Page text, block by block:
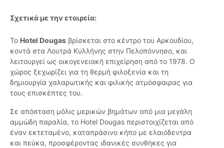
Σχετικά με την εταιρεία:
Το Hotel Dougas βρίσκεται στο κέντρο του Αρκουδίου,
κοντά στα Λουτρά Κυλλήνης στην Πελοπόννησο, και
λειτουργεί ως οικογενειακή επιχείρηση από το 1978. Ο
χώρος ξεχωρίζει για τη θερμή φιλοξενία και τη
δημιουργία χαλαρωτικής και φιλικής ατμόσφαιρας για
τους επισκέπτες του.
Σε απόσταση μόλις μερικών βημάτων από μια μεγάλη
αμμώδη παραλία, το Hotel Dougas περιστοιχίζεται από
έναν εκτεταμένο, καταπράσινο κήπο με ελαιόδεντρα
και πεύκα, προσφέροντας ιδανικές συνθήκες για